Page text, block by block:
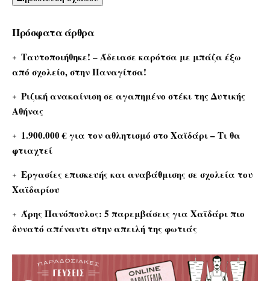
Πρόσφατα άρθρα
Ταυτοποιήθηκε! – Άδειασε καρότσα με μπάζα έξω
από σχολείο, στην Παναγίτσα!
Ριζική ανακαίνιση σε αγαπημένο στέκι της Δυτικής
Αθήνας
1.900.000 € για τον αθλητισμό στο Χαϊδάρι – Τι θα
φτιαχτεί
Εργασίες επισκευής και αναβάθμισης σε σχολεία του
Χαϊδαρίου
Άρης Πανόπουλος: 5 παρεμβάσεις για Χαϊδάρι πιο
δυνατό απέναντι στην απειλή της φωτιάς